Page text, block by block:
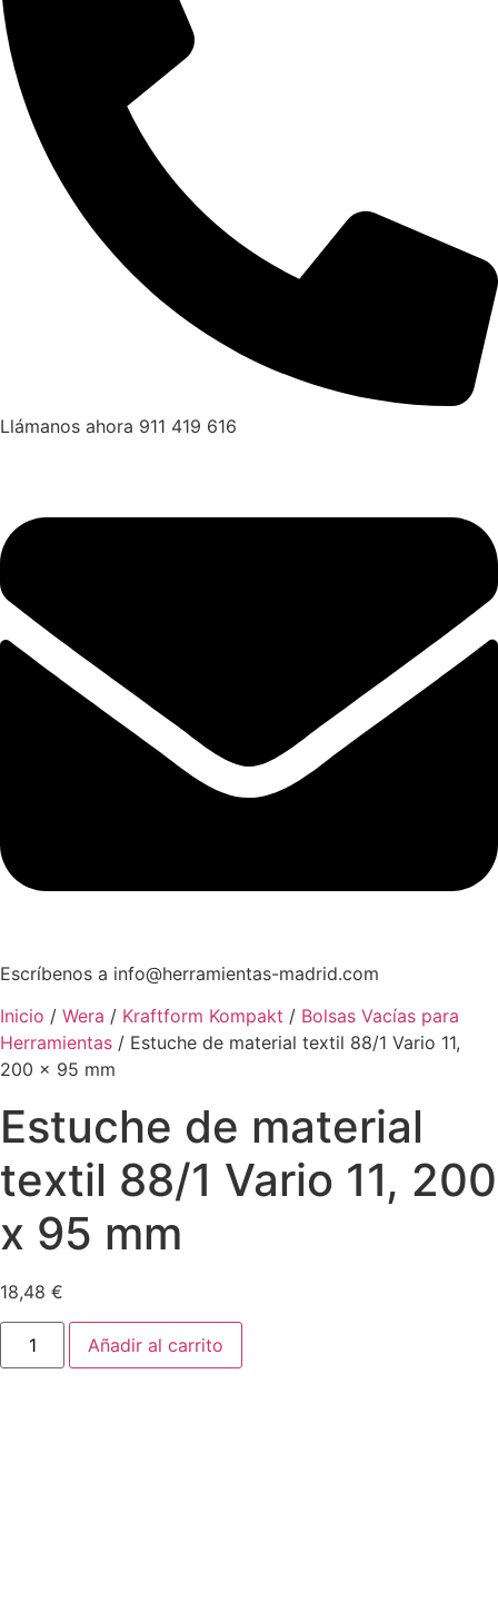
Llámanos ahora 911 419 616
Escríbenos a info@herramientas-madrid.com
Inicio / Wera / Kraftform Kompakt / Bolsas Vacías para
Herramientas / Estuche de material textil 88/1 Vario 11,
200 x 95 mm
Estuche de material
textil 88/1 Vario 11, 200
x 95 mm
18,48 €
Estuche
material
Añadir al carrito